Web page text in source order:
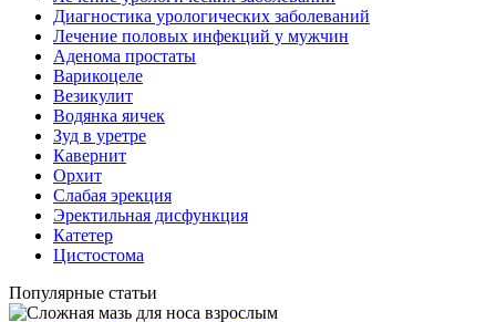
Диагностика урологических заболеваний
Лечение половых инфекций у мужчин
Аденома простаты
Варикоцеле
Везикулит
Водянка яичек
Зуд в уретре
Кавернит
Орхит
Слабая эрекция
Эректильная дисфункция
Катетер
Цистостома
Популярные статьи